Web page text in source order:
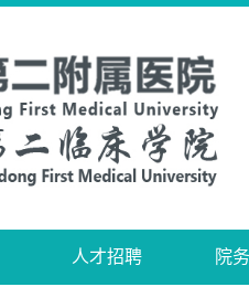
人才招聘 院